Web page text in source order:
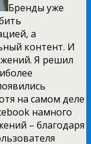
Бренды уже
а
контент. И
Я решил
на самом деле
намного
– благодаря